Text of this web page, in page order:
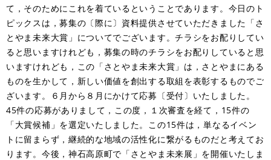
て，そのためにこれを着ているということであります。今日のト
ピックスは，募集の〔際に〕資料提供させていただきました「さ
とやま未来大賞」についてでございます。チラシをお配りしてい
ると思いますけれども，募集の時のチラシをお配りしていると思
いますけれども，この「さとやま未来大賞」は，さとやまにある
ものを生かして，新しい価値を創出する取組を表彰するものでご
ざいます。６月から８月にかけて応募〔受付〕いたしました。
45件の応募がありまして，この度，１次審査を経て，15件の
「大賞候補」を選定いたしました。この15件は，単なるイベン
トに留まらず，継続的な地域の活性化に繋がるものだと考えてお
ります。今後，神石高原町で「さとやま未来展」を開催いたしま